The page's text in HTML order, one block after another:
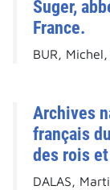
Suger,
France.
BUR, Michel,
Archives
français
des rois
DALAS,